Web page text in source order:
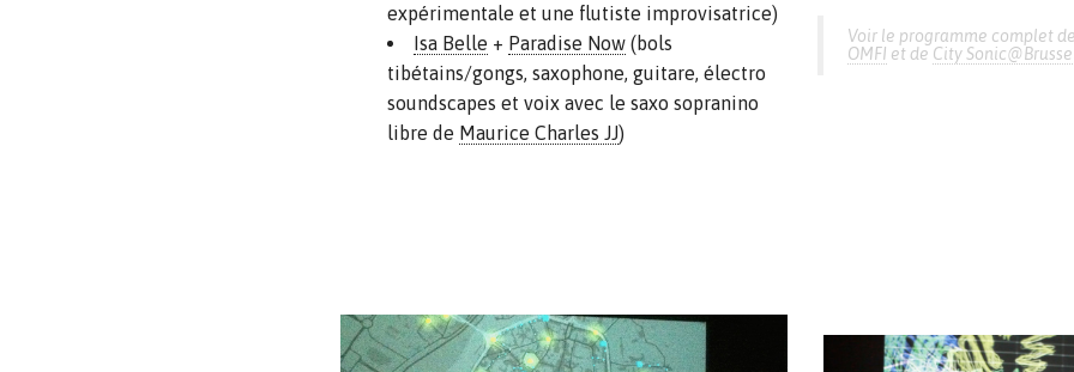
expérimentale et une flutiste improvisatrice)
Isa Belle + Paradise Now(bols
tibétains/gongs, saxophone, guitare, électro
soundscapes et voix avec le saxo sopranino
libre de Maurice Charles JJ)
Voir le programme complet
OMFI et de City